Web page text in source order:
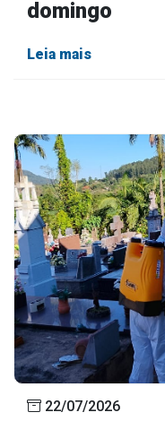
domingo
Leia mais
22/07/2026